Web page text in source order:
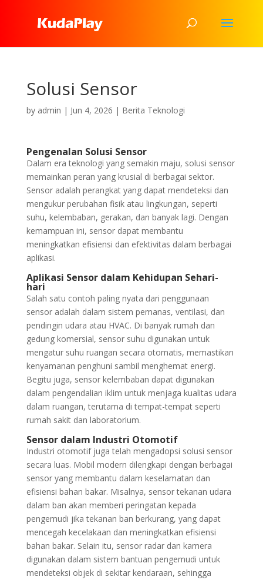
Solusi Sensor
by admin | Jun 4, 2026 | Berita Teknologi
Pengenalan Solusi Sensor
Dalam era teknologi yang semakin maju, solusi sensor
memainkan peran yang krusial di berbagai sektor.
Sensor adalah perangkat yang dapat mendeteksi dan
mengukur perubahan fisik atau lingkungan, seperti
suhu, kelembaban, gerakan, dan banyak lagi. Dengan
kemampuan ini, sensor dapat membantu
meningkatkan efisiensi dan efektivitas dalam berbagai
aplikasi.
Aplikasi Sensor dalam Kehidupan Sehari-
hari
Salah satu contoh paling nyata dari penggunaan
sensor adalah dalam sistem pemanas, ventilasi, dan
pendingin udara atau HVAC. Di banyak rumah dan
gedung komersial, sensor suhu digunakan untuk
mengatur suhu ruangan secara otomatis, memastikan
kenyamanan penghuni sambil menghemat energi.
Begitu juga, sensor kelembaban dapat digunakan
dalam pengendalian iklim untuk menjaga kualitas udara
dalam ruangan, terutama di tempat-tempat seperti
rumah sakit dan laboratorium.
Sensor dalam Industri Otomotif
Industri otomotif juga telah mengadopsi solusi sensor
secara luas. Mobil modern dilengkapi dengan berbagai
sensor yang membantu dalam keselamatan dan
efisiensi bahan bakar. Misalnya, sensor tekanan udara
dalam ban akan memberi peringatan kepada
pengemudi jika tekanan ban berkurang, yang dapat
mencegah kecelakaan dan meningkatkan efisiensi
bahan bakar. Selain itu, sensor radar dan kamera
digunakan dalam sistem bantuan pengemudi untuk
mendeteksi objek di sekitar kendaraan, sehingga